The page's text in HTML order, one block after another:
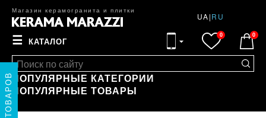
Магазин керамогранита и плитки
UA|RU
☰ КАТАЛОГ
ПОПУЛЯРНЫЕ КАТЕГОРИИ
ПОПУЛЯРНЫЕ ТОВАРЫ
0 0